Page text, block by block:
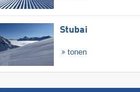
Stubai
tonen